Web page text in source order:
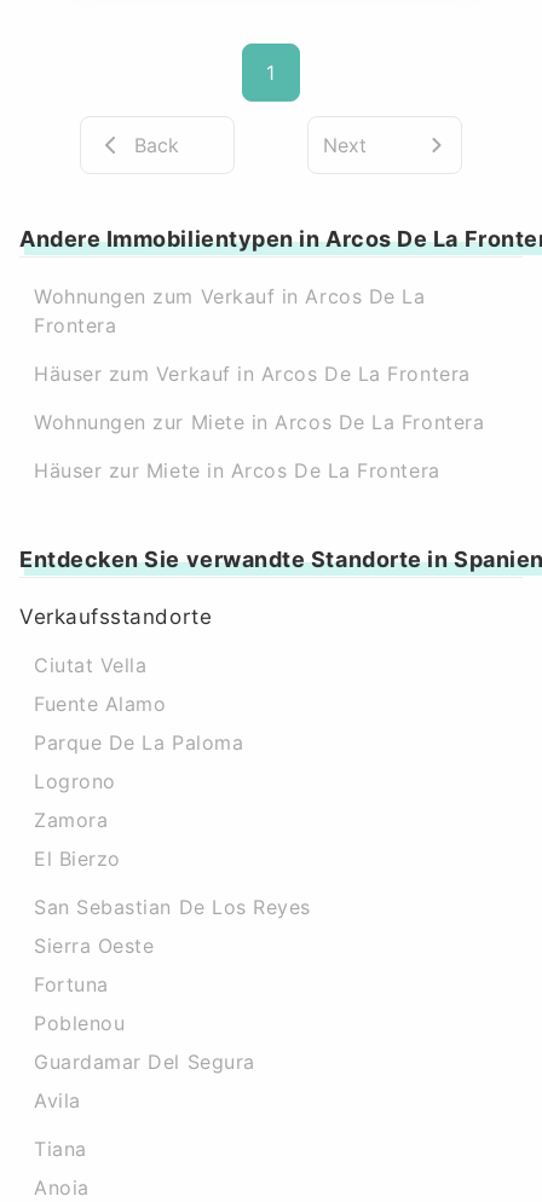
1
Back Next
Andere Immobilientypen in Arcos De La
Wohnungen zum Verkauf in Arcos De La
Frontera
Häuser zum Verkauf in Arcos De La Frontera
Wohnungen zur Miete in Arcos De La Frontera
Häuser zur Miete in Arcos De La Frontera
Entdecken Sie verwandte Standorte in
Verkaufsstandorte
Ciutat Vella
Fuente Alamo
Parque De La Paloma
Logrono
Zamora
El Bierzo
San Sebastian De Los Reyes
Sierra Oeste
Fortuna
Poblenou
Guardamar Del Segura
Avila
Tiana
Anoia